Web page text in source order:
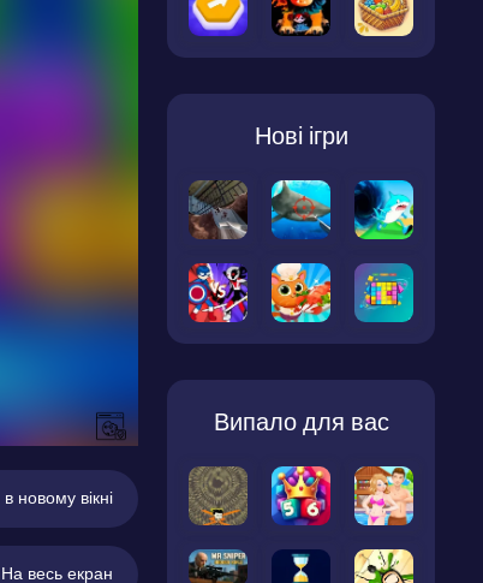
новому вікні
На весь екран
Нові ігри
Випало для вас